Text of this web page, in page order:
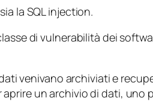
la SQL injection.
di vulnerabilità dei
venivano archiviati e
un archivio di dati, uno